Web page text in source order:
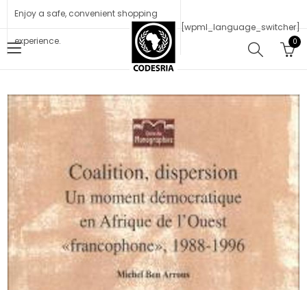
Enjoy a safe, convenient shopping
experience.
[wpml_language_switcher]
0